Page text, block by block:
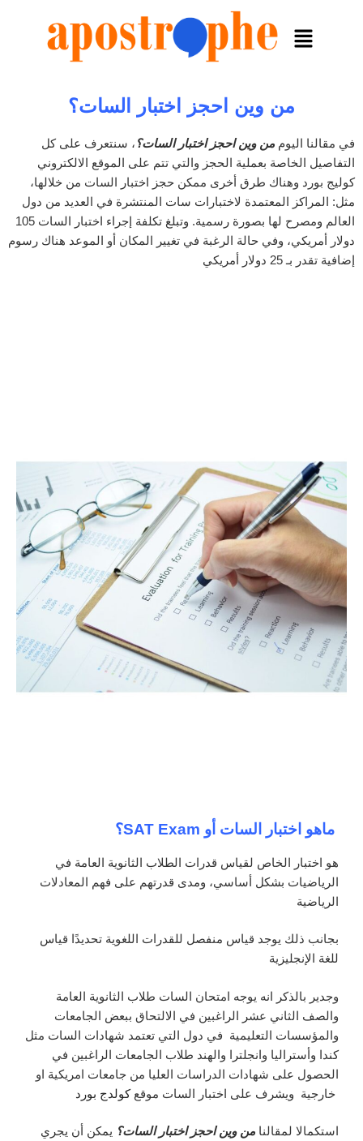
من وين احجز اختبار السات؟
في مقالنا اليوم من وين احجز اختبار السات؟ ، سنتعرف على كل
التفاصيل الخاصة بعملية الحجز والتي تتم على الموقع الالكتروني
كوليج بورد وهناك طرق أخرى ممكن حجز اختبار السات من خلالها،
مثل: المراكز المعتمدة لاختبارات سات المنتشرة في العديد من دول
العالم ومصرح لها بصورة رسمية. وتبلغ تكلفة إجراء اختبار السات 105
دولار أمريكي، وفي حالة الرغبة في تغيير المكان أو الموعد هناك رسوم
إضافية تقدر بـ 25 دولار أمريكي
الرياضيات بشكل أساسي، ومدى قدرتهم على فهم المعادلات
الرياضية
بجانب ذلك يوجد قياس منفصل للقدرات اللغوية تحديدًا قياس
للغة الإنجليزية
والصف الثاني عشر الراغبين في الالتحاق ببعض الجامعات
والمؤسسات التعليمية في دول التي تعتمد شهادات السات مثل
كندا وأستراليا وانجلترا والهند طلاب الجامعات الراغبين في
الحصول على شهادات الدراسات العليا من جامعات امريكية او
خارجية ويشرف على اختبار السات موقعكولدج بورد
استكمالا لمقالنا من وين احجز اختبار السات؟ يمكن أن يجري